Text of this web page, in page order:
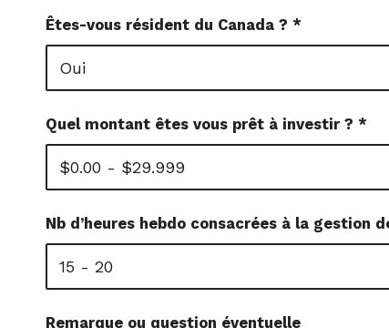
Êtes-vous résident du Canada ? *
Quel montant êtes vous prêt à investir ? *
Nb d’heures hebdo consacrées à la gestion
Remarque ou question éventuelle